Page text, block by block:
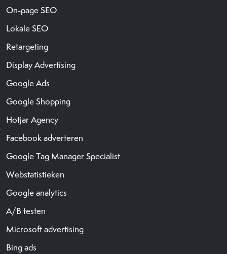
On-page SEO
Lokale SEO
Retargeting
Display Advertising
Google Ads
Google Shopping
Hotjar Agency
Facebook adverteren
Google Tag Manager Specialist
Webstatistieken
Google analytics
A/B testen
Microsoft advertising
Bing ads